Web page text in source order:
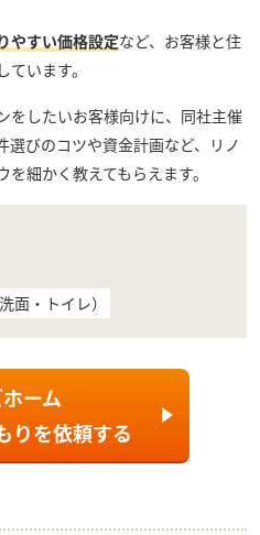
やすい価格設定など、お客様と住
います。
したいお客様向けに、同社主催
びのコツや資金計画など、リノ
細かく教えてもらえます。
面・トイレ）
ーム
りを依頼する